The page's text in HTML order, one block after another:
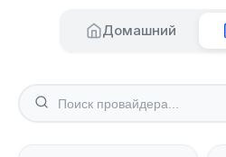
Домашний